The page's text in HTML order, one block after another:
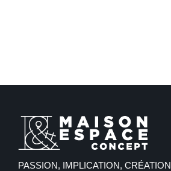
PASSION, IMPLICATION, CRÉATION